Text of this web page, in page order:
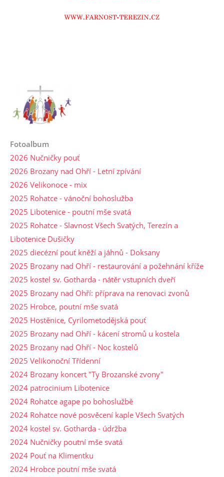
Fotoalbum
2026 Nučničky pouť
2026 Brozany nad Ohří - Letní zpívání
2026 Velikonoce - mix
2025 Rohatce - vánoční bohoslužba
2025 Libotenice - poutní mše svatá
2025 Rohatce - Slavnost Všech Svatých, Terezín a
Libotenice Dušičky
2025 diecézní pouť kněží a jáhnů - Doksany
2025 Brozany nad Ohří - restaurování a požehnání kříže
2025 kostel sv. Gotharda - nátěr vstupních dveří
2025 Brozany nad Ohří: příprava na renovaci zvonů
2025 Hrobce, poutní mše svatá
2025 Hostěnice, Cyrilometodějská pouť
2025 Brozany nad Ohří - kácení stromů u kostela
2025 Brozany nad Ohří - Noc kostelů
2025 Velikonoční Třídenní
2024 Brozany koncert "Ty Brozanské zvony"
2024 patrocinium Libotenice
2024 Rohatce agape po bohoslužbě
2024 Rohatce nové posvěcení kaple Všech Svatých
2024 kostel sv. Gotharda - údržba
2024 Nučničky poutní mše svatá
2024 Pouť na Klimentku
2024 Hrobce poutní mše svatá